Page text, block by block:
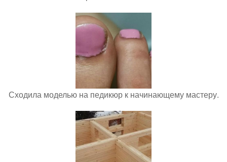
Сходила моделью на педикюр к начинающему мастеру.